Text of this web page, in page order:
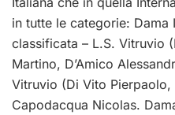
in tutte le categorie: Dama
classificata – L.S. Vitruvio
Martino, D’Amico
Vitruvio (Di Vito Pierpaolo,
Capodacqua Nicolas.